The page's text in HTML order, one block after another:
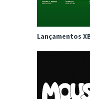
Lançamentos